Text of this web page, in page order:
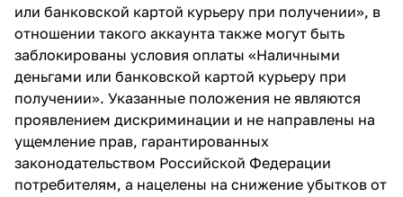
или банковской картой курьеру при получении», в
отношении такого аккаунта также могут быть
заблокированы условия оплаты «Наличными
деньгами или банковской картой курьеру при
получении». Указанные положения не являются
проявлением дискриминации и не направлены на
ущемление прав, гарантированных
законодательством Российской Федерации
потребителям, а нацелены на снижение убытков от